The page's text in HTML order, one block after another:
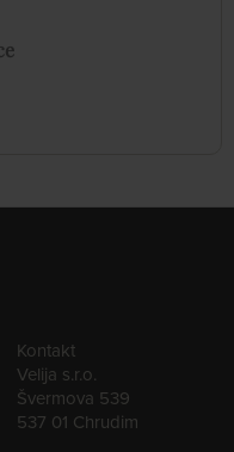
Kontakt
Velija s.r.o.
Švermova 539
537 01 Chrudim